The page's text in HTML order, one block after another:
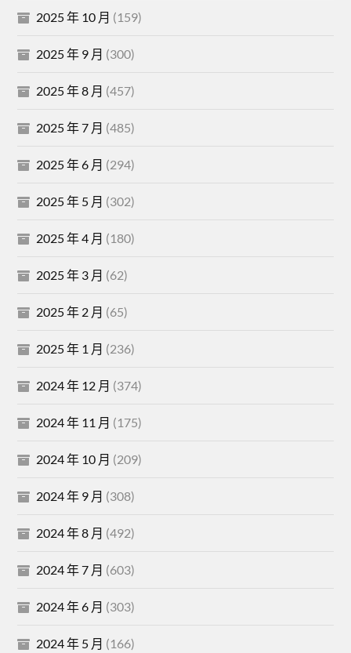
2025 年 10 月 (159)
2025 年 9 月 (300)
2025 年 8 月 (457)
2025 年 7 月 (485)
2025 年 6 月 (294)
2025 年 5 月 (302)
2025 年 4 月 (180)
2025 年 3 月 (62)
2025 年 2 月 (65)
2025 年 1 月 (236)
2024 年 12 月 (374)
2024 年 11 月 (175)
2024 年 10 月 (209)
2024 年 9 月 (308)
2024 年 8 月 (492)
2024 年 7 月 (603)
2024 年 6 月 (303)
2024 年 5 月 (166)